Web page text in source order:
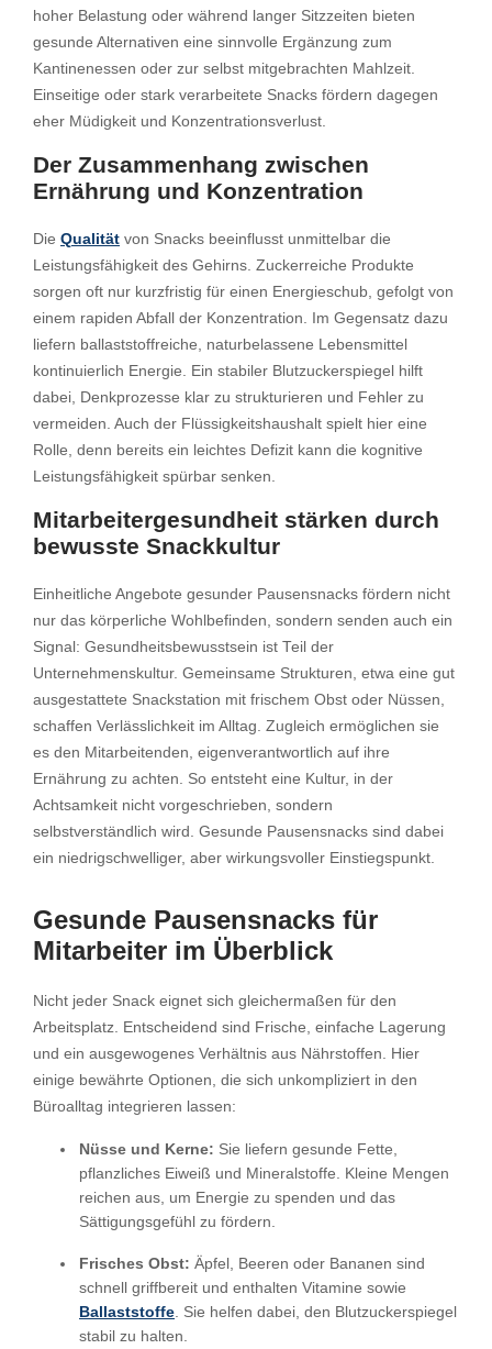
hoher Belastung oder während langer Sitzzeiten bieten
gesunde Alternativen eine sinnvolle Ergänzung zum
Kantinenessen oder zur selbst mitgebrachten Mahlzeit.
Einseitige oder stark verarbeitete Snacks fördern dagegen
eher Müdigkeit und Konzentrationsverlust.
Der Zusammenhang zwischen
Ernährung und Konzentration
Die Qualität von Snacks beeinflusst unmittelbar die
Leistungsfähigkeit des Gehirns. Zuckerreiche Produkte
sorgen oft nur kurzfristig für einen Energieschub, gefolgt von
einem rapiden Abfall der Konzentration. Im Gegensatz dazu
liefern ballaststoffreiche, naturbelassene Lebensmittel
kontinuierlich Energie. Ein stabiler Blutzuckerspiegel hilft
dabei, Denkprozesse klar zu strukturieren und Fehler zu
vermeiden. Auch der Flüssigkeitshaushalt spielt hier eine
Rolle, denn bereits ein leichtes Defizit kann die kognitive
Leistungsfähigkeit spürbar senken.
Mitarbeitergesundheit stärken durch
bewusste Snackkultur
Einheitliche Angebote gesunder Pausensnacks fördern nicht
nur das körperliche Wohlbefinden, sondern senden auch ein
Signal: Gesundheitsbewusstsein ist Teil der
Unternehmenskultur. Gemeinsame Strukturen, etwa eine gut
ausgestattete Snackstation mit frischem Obst oder Nüssen,
schaffen Verlässlichkeit im Alltag. Zugleich ermöglichen sie
es den Mitarbeitenden, eigenverantwortlich auf ihre
Ernährung zu achten. So entsteht eine Kultur, in der
Achtsamkeit nicht vorgeschrieben, sondern
selbstverständlich wird. Gesunde Pausensnacks sind dabei
ein niedrigschwelliger, aber wirkungsvoller Einstiegspunkt.
Gesunde Pausensnacks für
Mitarbeiter im Überblick
Nicht jeder Snack eignet sich gleichermaßen für den
Arbeitsplatz. Entscheidend sind Frische, einfache Lagerung
und ein ausgewogenes Verhältnis aus Nährstoffen. Hier
einige bewährte Optionen, die sich unkompliziert in den
Büroalltag integrieren lassen:
Nüsse und Kerne: Sie liefern gesunde Fette,
pflanzliches Eiweiß und Mineralstoffe. Kleine Mengen
reichen aus, um Energie zu spenden und das
Sättigungsgefühl zu fördern.
Frisches Obst: Äpfel, Beeren oder Bananen sind
schnell griffbereit und enthalten Vitamine sowie
Ballaststoffe. Sie helfen dabei, den Blutzuckerspiegel
stabil zu halten.